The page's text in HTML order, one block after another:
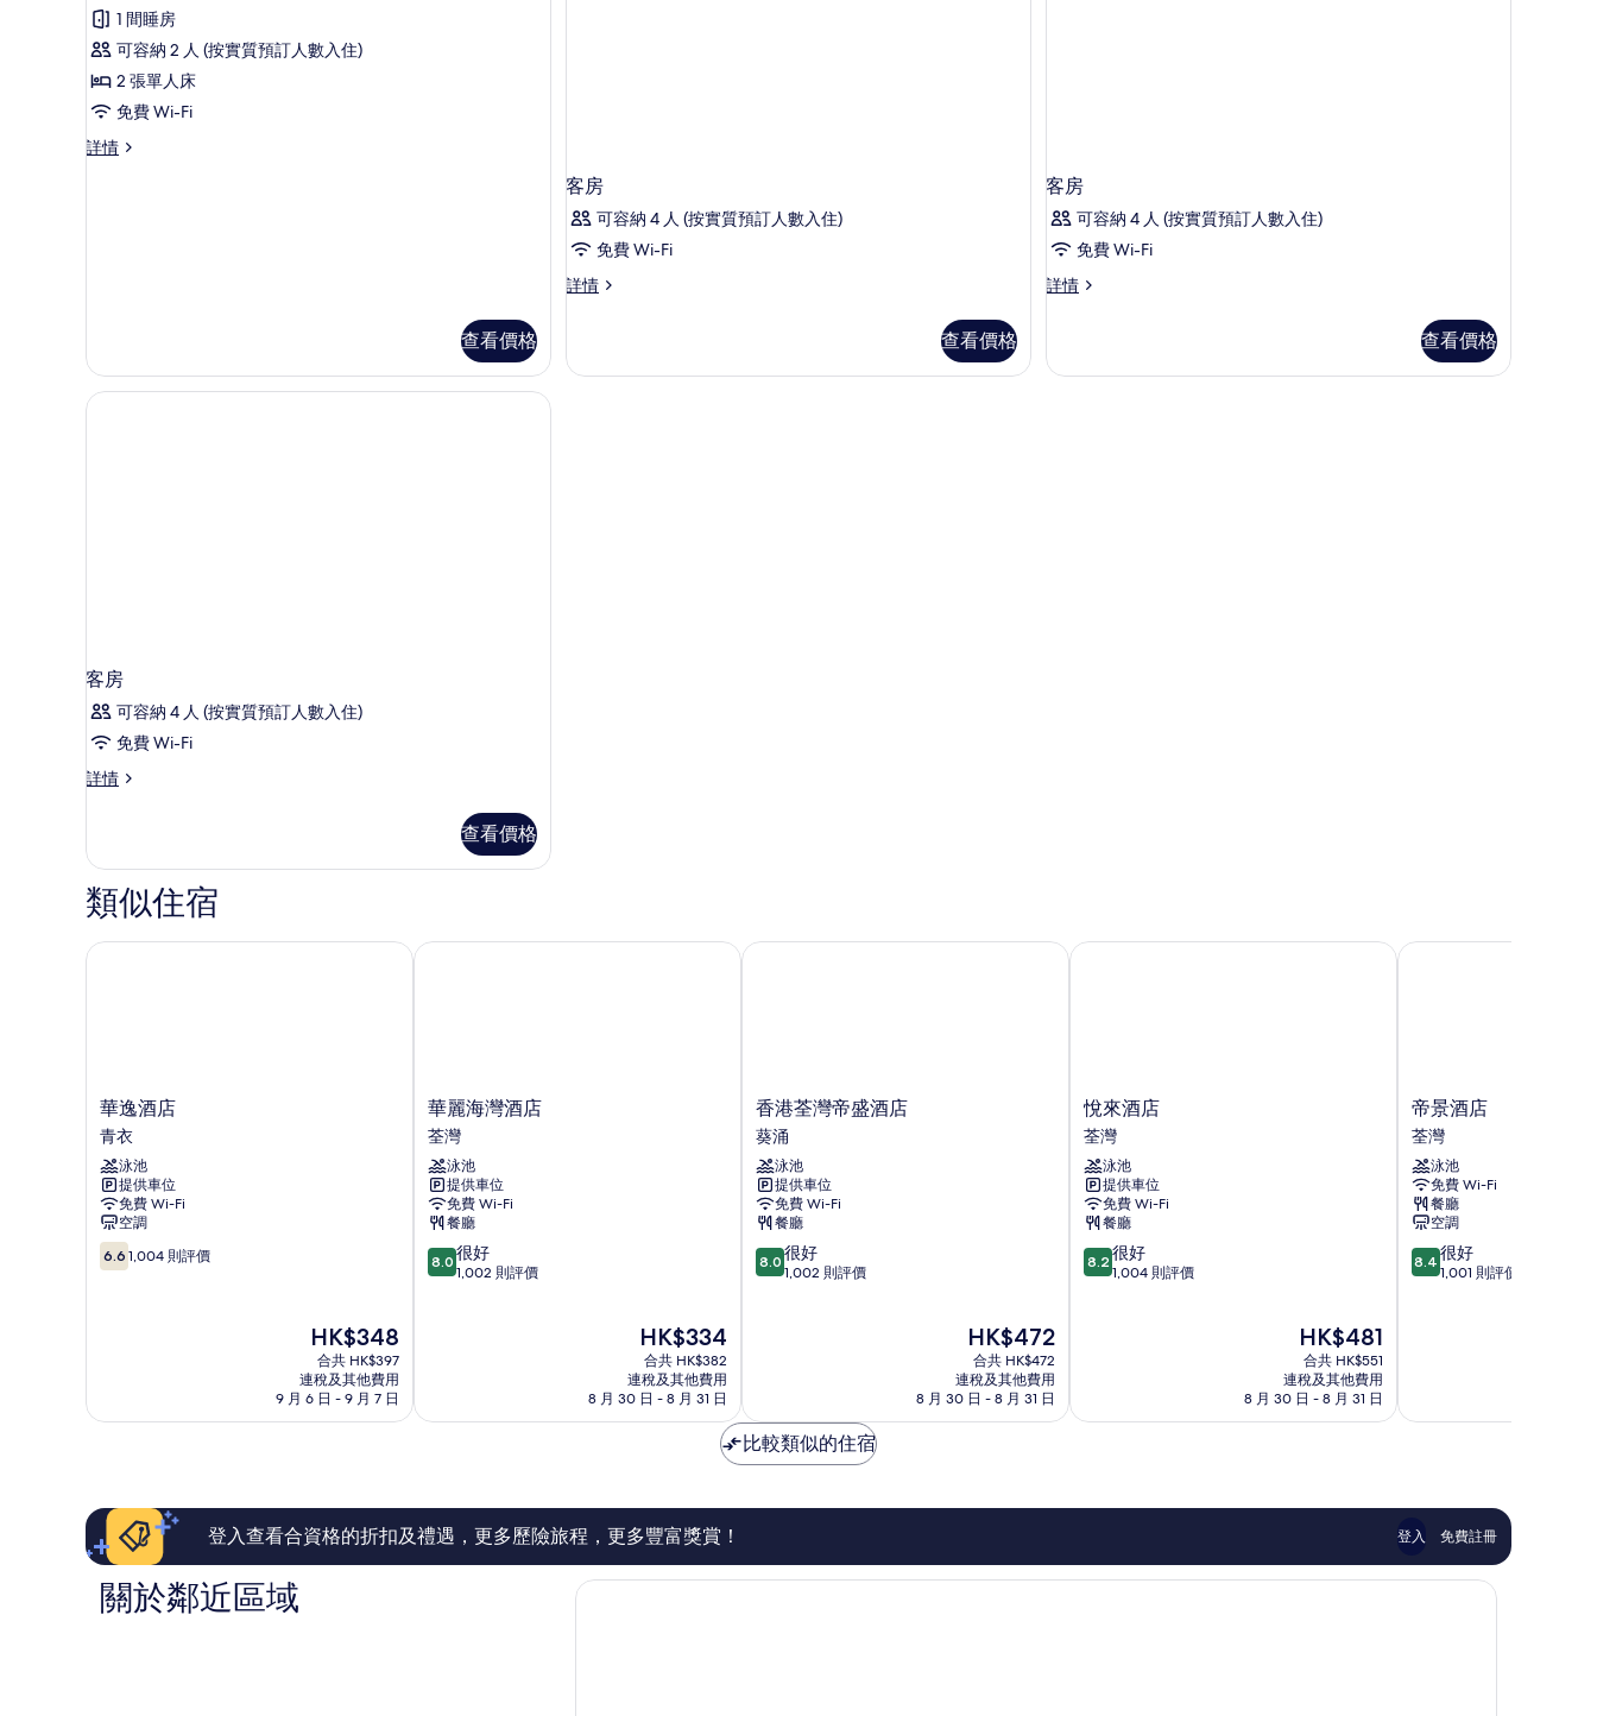
商
務
房
兩
及
延
正
的
相
片
1 間睡房
可容納 2 人 (按實質預訂人數入住)
2 張單人床
免費 Wi-Fi
詳情
商
票
及
延
查看價格
客房
可容納 4 人 (按實質預訂人數入住)
免費 Wi-Fi
詳情
客
查看價格
客房
可容納 4 人 (按實質預訂人數入住)
免費 Wi-Fi
詳情
客
查看價格
客房
可容納 4 人 (按實質預訂人數入住)
免費 Wi-Fi
詳情
客
查看價格
類似住宿
華
逸
酒
店
青
衣
華逸酒店
青衣
泳池
提供車位
免費 Wi-Fi
空調
6.6
分
則
評
6.6 1,004 則評價
現
售
HK$348
HK$348
合共 HK$397
連稅及其他費用
9 月 6 日 - 9 月 7 日
華逸酒店
華
麗
海
灣
酒
店
荃
灣
華麗海灣酒店
荃灣
泳池
提供車位
免費 Wi-Fi
餐廳
8.0
分
好，
價
篇
評
價
8.0 很好
1,002 則評價
現
售
HK$334
HK$334
合共 HK$382
連稅及其他費用
8 月 30 日 - 8 月 31 日
華麗海灣酒店
香
港
荃
灣
帝
盛
酒
店
葵
香港荃灣帝盛酒店
葵涌
泳池
提供車位
免費 Wi-Fi
餐廳
8.0
分
好，
1,002
則
價
價
8.0 很好
1,002 則評價
現
售
HK$472
HK$472
合共 HK$472
連稅及其他費用
8 月 30 日 - 8 月 31 日
香港荃灣帝盛酒店
悅
來
酒
店
荃
灣
悅來酒店
荃灣
泳池
提供車位
免費 Wi-Fi
餐廳
8.2
分
好，
價
價
8.2 很好
1,004 則評價
現
售
HK$481
HK$481
合共 HK$551
連稅及其他費用
8 月 30 日 - 8 月 31 日
悅來酒店
帝
景
酒
店
荃
灣
帝景酒店
荃灣
泳池
免費 Wi-Fi
餐廳
空調
8.4
分
好，
價
篇
評
價
8.4 很好
1,001 則評價
帝景酒店
比較類似的住宿
登入查看合資格的折扣及禮遇，更多歷險旅程，更多豐富獎賞！ 登入 免費註冊
關於鄰近區域